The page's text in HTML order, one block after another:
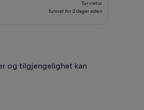
retur,
siden
Tur-retur
funnet for 2 dager siden
og tilgjengelighet kan